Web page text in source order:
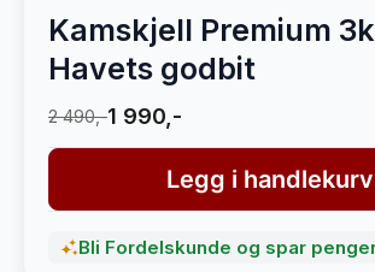
Kamskjell Premium
Havets godbit
2 490,-1 990,-
Legg i handlekurv
Bli Fordelskunde og spar